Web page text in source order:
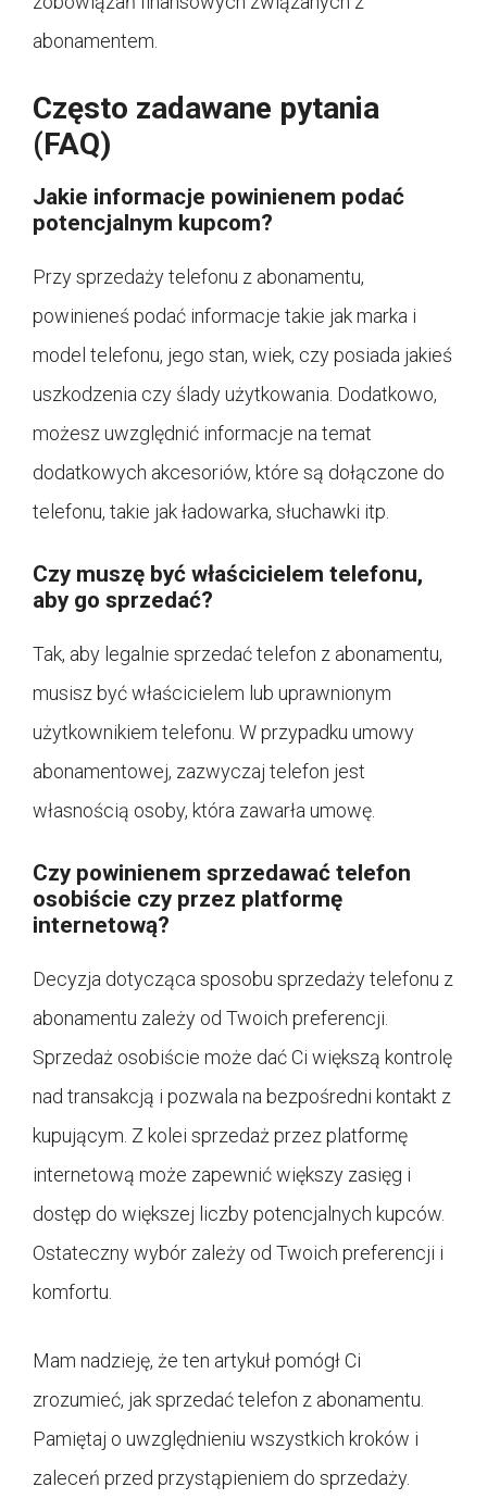
abonamentem.
Często zadawane pytania
(FAQ)
Jakie informacje powinienem podać
potencjalnym kupcom?
Przy sprzedaży telefonu z abonamentu,
powinieneś podać informacje takie jak marka i
model telefonu, jego stan, wiek, czy posiada jakieś
uszkodzenia czy ślady użytkowania. Dodatkowo,
możesz uwzględnić informacje na temat
dodatkowych akcesoriów, które są dołączone do
telefonu, takie jak ładowarka, słuchawki itp.
Czy muszę być właścicielem telefonu,
aby go sprzedać?
Tak, aby legalnie sprzedać telefon z abonamentu,
musisz być właścicielem lub uprawnionym
użytkownikiem telefonu. W przypadku umowy
abonamentowej, zazwyczaj telefon jest
własnością osoby, która zawarła umowę.
Czy powinienem sprzedawać telefon
osobiście czy przez platformę
internetową?
Decyzja dotycząca sposobu sprzedaży telefonu z
abonamentu zależy od Twoich preferencji.
Sprzedaż osobiście może dać Ci większą kontrolę
nad transakcją i pozwala na bezpośredni kontakt z
kupującym. Z kolei sprzedaż przez platformę
internetową może zapewnić większy zasięg i
dostęp do większej liczby potencjalnych kupców.
Ostateczny wybór zależy od Twoich preferencji i
komfortu.
Mam nadzieję, że ten artykuł pomógł Ci
zrozumieć, jak sprzedać telefon z abonamentu.
Pamiętaj o uwzględnieniu wszystkich kroków i
zaleceń przed przystąpieniem do sprzedaży.